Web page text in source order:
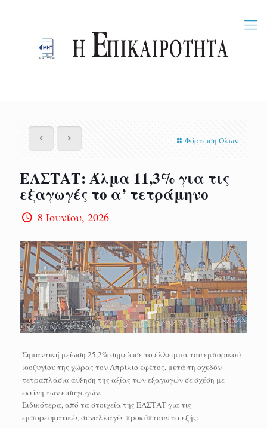
Φόρτωση Όλων
ΕΛΣΤΑΤ: Άλμα 11,3% για τις
εξαγωγές το α’ τετράμηνο
8 Ιουνίου, 2026
Σημαντική μείωση 25,2% σημείωσε το έλλειμμα του εμπορικού
ισοζυγίου της χώρας τον Απρίλιο εφέτος, μετά τη σχεδόν
τετραπλάσια αύξηση της αξίας των εξαγωγών σε σχέση με
εκείνη των εισαγωγών.
Ειδικότερα, από τα στοιχεία της ΕΛΣΤΑΤ για τις
εμπορευματικές συναλλαγές προκύπτουν τα εξής: